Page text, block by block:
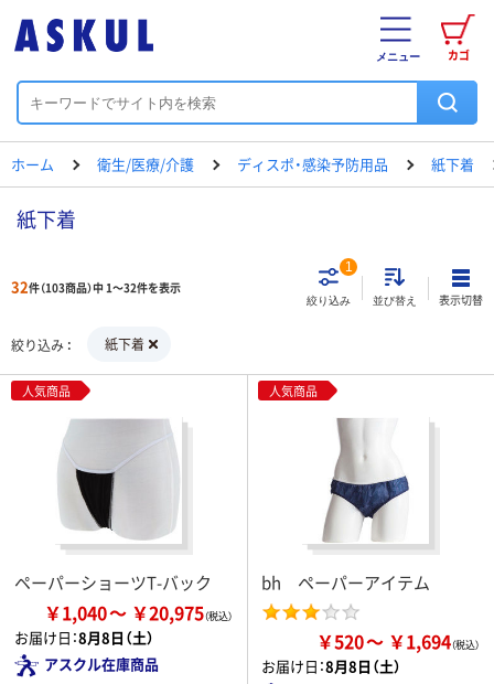
カゴ
メニュー
ホーム 衛生/医療/介護 ディスポ・感染予防用品 紙下着
紙下着
32件（103商品）中 1～32件を表示
絞り込み
1
並び替え 表示切替
絞り込み 紙下着
人気商品
ペーパーショーツT-バック
￥1,040 ￥20,975
お届け日：8月8日（土）
アスクル在庫商品
人気商品
bh ペーパーアイテム
￥520 ￥1,694
お届け日：8月8日（土）